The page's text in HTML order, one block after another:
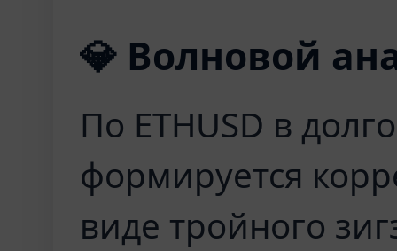
💎 Волновой
По ETHUSD в
формируется
виде тройного